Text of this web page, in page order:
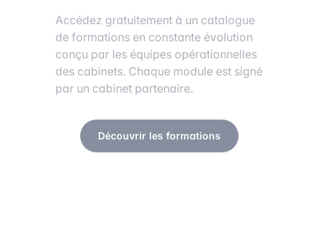
Accédez gratuitement à un catalogue
de formations en constante évolution
conçu par les équipes opérationnelles
des cabinets. Chaque module est signé
par un cabinet partenaire.
Découvrir les formations